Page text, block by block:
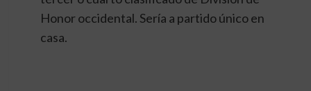
Honor occidental. Sería a partido único en
casa.